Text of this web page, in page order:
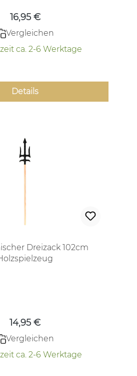
16,95 €
Vergleichen
ca. 2-6 Werktage
Details
Dreizack 102cm
14,95 €
Vergleichen
ca. 2-6 Werktage